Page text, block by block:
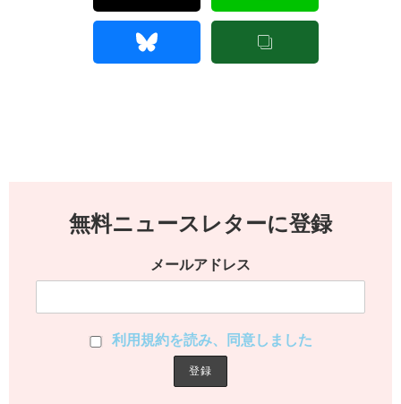
無料ニュースレターに登録
メールアドレス
利用規約を読み、同意しました